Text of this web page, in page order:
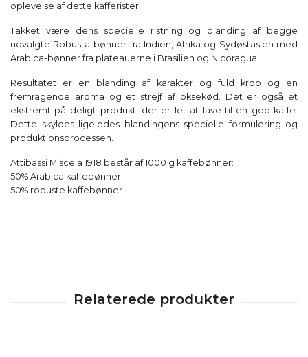
oplevelse af dette kafferisteri.
Takket være dens specielle ristning og blanding af begge
udvalgte Robusta-bønner fra Indien, Afrika og Sydøstasien med
Arabica-bønner fra plateauerne i Brasilien og Nicoragua.
Resultatet er en blanding af karakter og fuld krop og en
fremragende aroma og et strejf af oksekød. Det er også et
ekstremt pålideligt produkt, der er let at lave til en god kaffe.
Dette skyldes ligeledes blandingens specielle formulering og
produktionsprocessen.
Attibassi Miscela 1918 består af 1000 g kaffebønner:
50% Arabica kaffebønner
50% robuste kaffebønner